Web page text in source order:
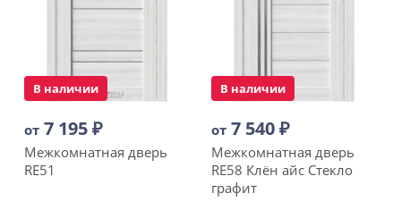
В наличии
от 7 195₽
Межкомнатная дверь
RE51
В наличии
от 7 540₽
Межкомнатная дверь
RE58 Клён айс Стекло
графит